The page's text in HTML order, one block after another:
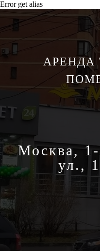
Error get alias
Москва,
ул.,
АРЕНДА